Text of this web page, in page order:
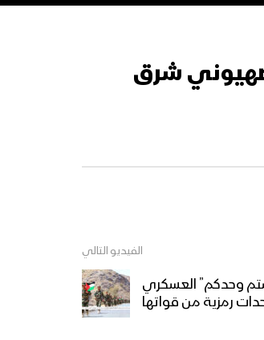
شرق
الفيديو التالي
وحدكم” العسكري
رمزية من قواتها